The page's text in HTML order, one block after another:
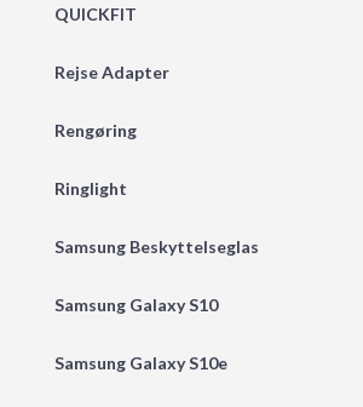
QUICKFIT
Rejse Adapter
Rengøring
Ringlight
Samsung Beskyttelseglas
Samsung Galaxy S10
Samsung Galaxy S10e